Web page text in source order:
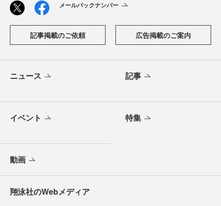
メールバックナンバー
記事掲載のご依頼 広告掲載のご案内
ニュース 記事
イベント 特集
動画
翔泳社のWebメディア